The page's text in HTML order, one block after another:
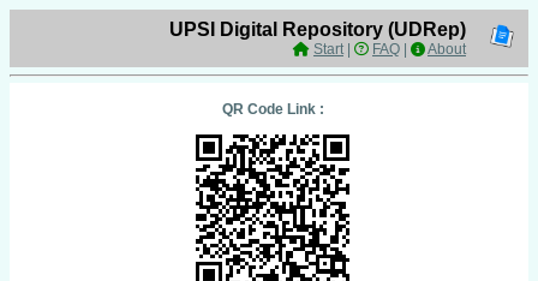
UPSI Digital Repository (UDRep)
Start| FAQ About
QR Code Link :